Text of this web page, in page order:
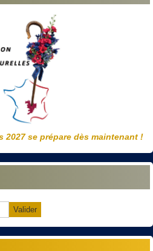
se prépare dès maintenant !
Valider